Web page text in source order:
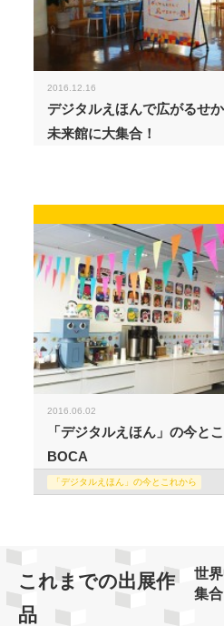
2016.12.16
デジタルえほんで広がるせ
未来館に大集合！
2016.06.02
「デジタルえほん」の今
BOCA
「デジタルえほん」の今とこれから
これまでの出展作
品
世
集